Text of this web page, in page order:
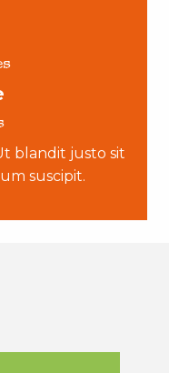
blandit justo sit
suscipit.